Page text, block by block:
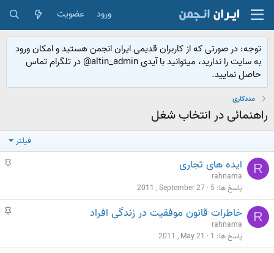
ورود عضویت
توجه: در صورتی که از کاربران قدیمی ایران انجمن هستید و امکان ورود
به سایت را ندارید، میتوانید با آیدی altin_admin@ در تلگرام تماس
حاصل نمایید.
مددکاری
راهنمائی در انتخاب شغل
فیلتر
R
م
ایده های تجاری
rahnama
پاسخ ها 5
2011 , September 27
R
م
خاطرات قانون موفقیت در زندگی افراد
rahnama
پاسخ ها 1
2011 , May 21